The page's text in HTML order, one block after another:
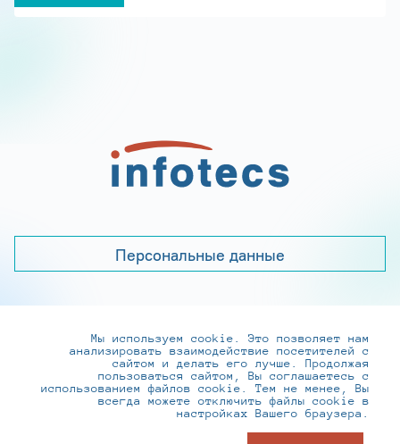
Персональные данные
+7 (495) 737-6192, 8-800-250-0-260
practice@infotecs.ru,hr@infotecs.ru
127273, г. Москва, Отрадная ул., 2Б строение 1
Мы используем cookie. Это позволяет нам
анализировать взаимодействие посетителей с
сайтом и делать его лучше. Продолжая
пользоваться сайтом, Вы соглашаетесь с
использованием файлов cookie. Тем не менее, Вы
всегда можете отключить файлы cookie в
настройках Вашего браузера.